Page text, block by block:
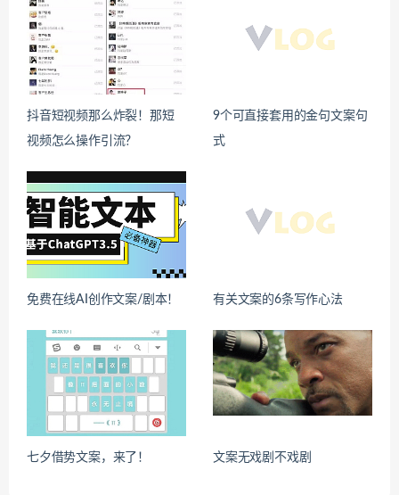
抖音短视频那么炸裂！那短
视频怎么操作引流？
9个可直接套用的金句文案句
式
免费在线AI创作文案/剧本！ 有关文案的6条写作心法
七夕借势文案，来了！ 文案无戏剧不戏剧